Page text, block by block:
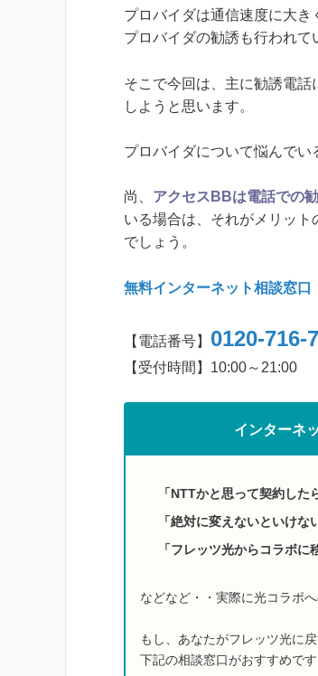
プロバイダは通信速度に大き
プロバイダの勧誘も行われて
そこで今回は、主に勧誘電話
しようと思います。
プロバイダについて悩んでい
尚、 アクセスBBは電話での
いる場合は、それがメリッ
でしょう。
無料インターネット相談窓口
【電話番号】 0120-716-
【受付時間】10:00～21:00
インターネ
「NTTかと思って契約した
「絶対に変えないといけな
「フレッツ光からコラボに
などなど・・実際に光コラボ
もし、あなたがフレッツ光に
下記の相談窓口がおすすめです